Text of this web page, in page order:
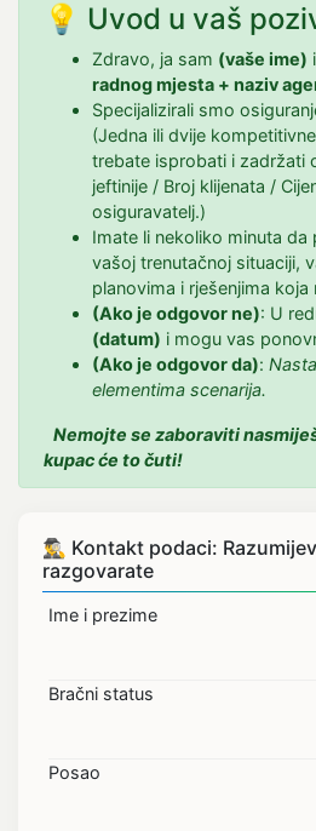
💡 Uvod u vaš
Zdravo, ja sam (vaše ime)
radnog mjesta + naziv
Specijalizirali smo
(Jedna ili dvije
trebate isprobati i zadržati
jeftinije / Broj klijenata /
osiguravatelj.)
Imate li nekoliko minuta
vašoj trenutačnoj situaciji,
planovima i rješenjima
(Ako je odgovor ne): U
(datum) i mogu vas
(Ako je odgovor da):
elementima scenarija.
Nemojte se zaboraviti
kupac će to čuti!
🕵️‍♂️ Kontakt podaci:
razgovarate
Ime i prezime
Bračni status
Posao